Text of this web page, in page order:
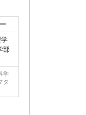
部
学
タ